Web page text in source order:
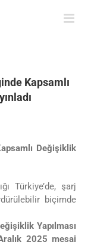
Kapsamlı
Değişiklik
Türkiye’de, şarj
biçimde
Yapılması
2025 mesai